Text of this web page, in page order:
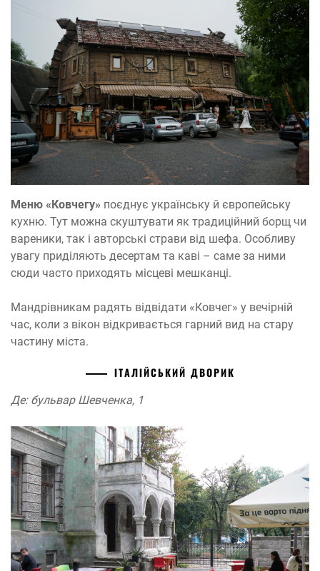
Меню «Ковчегу» поєднує українську й європейську
кухню. Тут можна скуштувати як традиційний борщ чи
вареники, так і авторські страви від шефа. Особливу
увагу приділяють десертам та каві – саме за ними
сюди часто приходять місцеві мешканці.
Мандрівникам радять відвідати «Ковчег» у вечірній
час, коли з вікон відкривається гарний вид на стару
частину міста.
ІТАЛІЙСЬКИЙ ДВОРИК
Де: бульвар Шевченка, 1